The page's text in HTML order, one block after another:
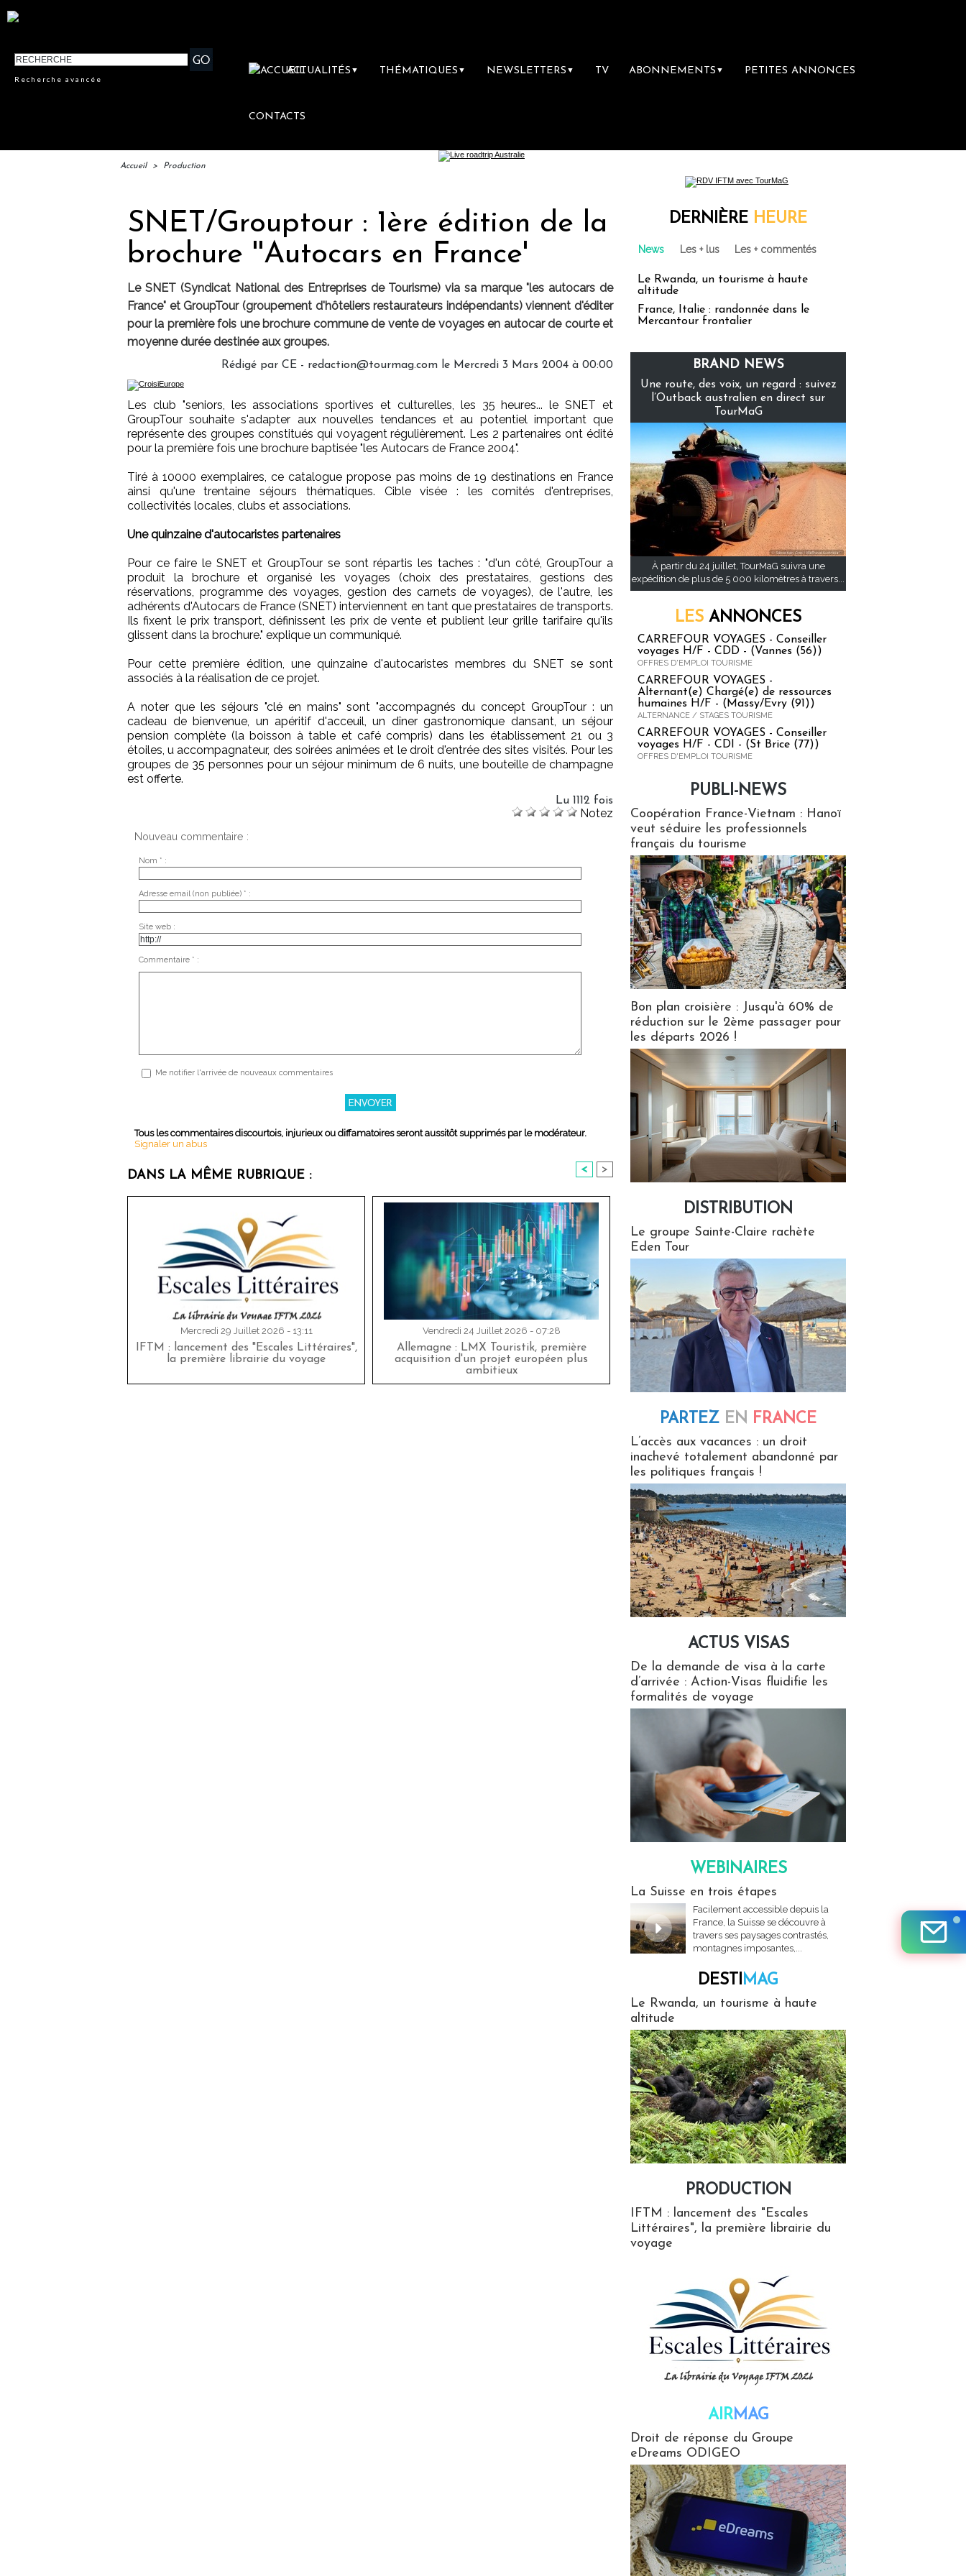
Recherche avancée
ACTUALITÉS ▼ THÉMATIQUES ▼ NEWSLETTERS ▼ TV ABONNEMENTS ▼ PETITES ANNONCES
CONTACTS
Accueil > Production
SNET/Grouptour : 1ère édition de la
brochure ''Autocars en France'
Le SNET (Syndicat National des Entreprises de Tourisme) via sa marque "les autocars de
France" et GroupTour (groupement d'hôteliers restaurateurs indépendants) viennent d'éditer
pour la première fois une brochure commune de vente de voyages en autocar de courte et
moyenne durée destinée aux groupes.
Rédigé par CE - redaction@tourmag.com le Mercredi 3 Mars 2004 à 00:00
Les club "seniors, les associations sportives et culturelles, les 35 heures... le SNET et
GroupTour souhaite s'adapter aux nouvelles tendances et au potentiel important que
représente des groupes constitués qui voyagent régulièrement. Les 2 partenaires ont édité
pour la première fois une brochure baptisée "les Autocars de France 2004".
Tiré à 10000 exemplaires, ce catalogue propose pas moins de 19 destinations en France
ainsi qu'une trentaine séjours thématiques. Cible visée : les comités d'entreprises,
collectivités locales, clubs et associations.
Une quinzaine d'autocaristes partenaires
Pour ce faire le SNET et GroupTour se sont répartis les taches : "d'un côté, GroupTour a
produit la brochure et organisé les voyages (choix des prestataires, gestions des
réservations, programme des voyages, gestion des carnets de voyages), de l'autre, les
adhérents d'Autocars de France (SNET) interviennent en tant que prestataires de transports.
Ils fixent le prix transport, définissent les prix de vente et publient leur grille tarifaire qu'ils
glissent dans la brochure." explique un communiqué.
Pour cette première édition, une quinzaine d'autocaristes membres du SNET se sont
associés à la réalisation de ce projet.
A noter que les séjours "clé en mains" sont "accompagnés du concept GroupTour : un
cadeau de bienvenue, un apéritif d'acceuil, un dîner gastronomique dansant, un séjour
pension complète (la boisson à table et café compris) dans les établissement 21 ou 3
étoiles, u accompagnateur, des soirées animées et le droit d'entrée des sites visités. Pour les
groupes de 35 personnes pour un séjour minimum de 6 nuits, une bouteille de champagne
est offerte.
Lu 1112 fois
Notez
Nouveau commentaire :
Nom * :
Adresse email (non publiée) * :
Site web :
Commentaire * :
Me notifier l'arrivée de nouveaux commentaires
Tous les commentaires discourtois, injurieux ou diffamatoires seront aussitôt supprimés par le modérateur.
Signaler un abus
DANS LA MÊME RUBRIQUE : < >
Mercredi 29 Juillet 2026 - 13:11
IFTM : lancement des "Escales Littéraires",
la première librairie du voyage
Vendredi 24 Juillet 2026 - 07:28
Allemagne : LMX Touristik, première
acquisition d'un projet européen plus
ambitieux
DERNIÈRE HEURE
News Les + lus Les + commentés
Le Rwanda, un tourisme à haute
altitude
France, Italie : randonnée dans le
Mercantour frontalier
BRAND NEWS
Une route, des voix, un regard : suivez
l’Outback australien en direct sur
TourMaG
À partir du 24 juillet, TourMaG suivra une
expédition de plus de 5 000 kilomètres à travers...
LES ANNONCES
CARREFOUR VOYAGES - Conseiller
voyages H/F - CDD - (Vannes (56))
OFFRES D'EMPLOI TOURISME
CARREFOUR VOYAGES -
Alternant(e) Chargé(e) de ressources
humaines H/F - (Massy/Evry (91))
ALTERNANCE / STAGES TOURISME
CARREFOUR VOYAGES - Conseiller
voyages H/F - CDI - (St Brice (77))
OFFRES D'EMPLOI TOURISME
PUBLI-NEWS
Coopération France-Vietnam : Hanoï
veut séduire les professionnels
français du tourisme
Bon plan croisière : Jusqu'à 60% de
réduction sur le 2ème passager pour
les départs 2026 !
DISTRIBUTION
Le groupe Sainte-Claire rachète
Eden Tour
PARTEZ EN FRANCE
L’accès aux vacances : un droit
inachevé totalement abandonné par
les politiques français !
ACTUS VISAS
De la demande de visa à la carte
d’arrivée : Action-Visas fluidifie les
formalités de voyage
WEBINAIRES
La Suisse en trois étapes
Facilement accessible depuis la
France, la Suisse se découvre à
travers ses paysages contrastés,
montagnes imposantes,...
DESTIMAG
Le Rwanda, un tourisme à haute
altitude
PRODUCTION
IFTM : lancement des "Escales
Littéraires", la première librairie du
voyage
AIRMAG
Droit de réponse du Groupe
eDreams ODIGEO